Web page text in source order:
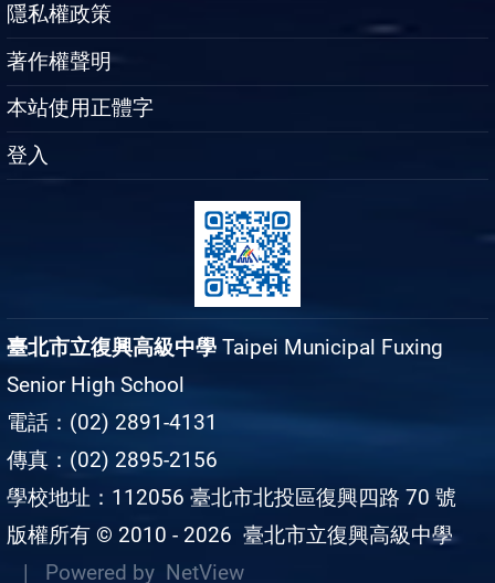
隱私權政策
著作權聲明
本站使用正體字
登入
臺北市立復興高級中學 Taipei Municipal Fuxing
Senior High School
電話：(02) 2891-4131
傳真：(02) 2895-2156
學校地址：112056 臺北市北投區復興四路 70 號
版權所有 © 2010 - 2026 臺北市立復興高級中學
| Powered by NetView